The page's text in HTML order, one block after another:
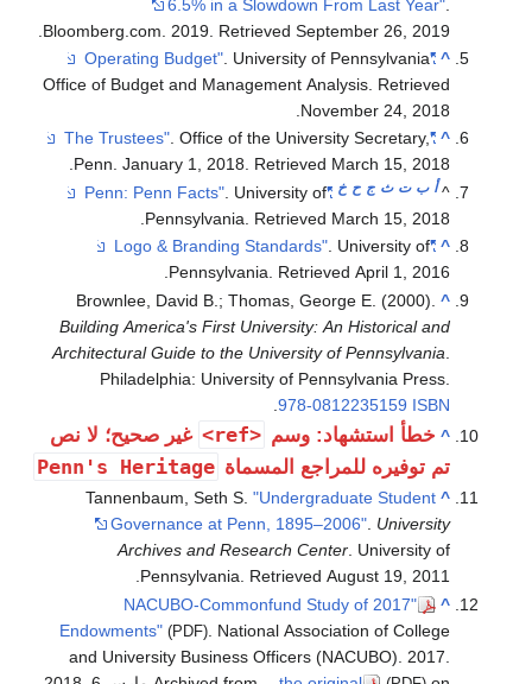
6.5% in a Slowdown From Last Year"
Bloomberg.com. 2019 . RetrievedSeptember 26, 2019
^
"Operating Budget"
. University of Pennsylvania
Office of Budget and Management Analysis . Retrieved
November 24, 2018
^
"The Trustees"
. Office of the University Secretary,
Penn. January 1, 2018. Retrieved March 15, 2018
.
^أ ب ت ث ج ح خ "Penn: Penn Facts"
. University of
Pennsylvania . Retrieved March 15, 2018
^
"Logo & Branding Standards"
. University of
Pennsylvania . RetrievedApril 1, 2016
^
Brownlee, David B.; Thomas, George E. (2000).
Building America's First University: An Historical and
Architectural Guide to the University of Pennsylvania
Philadelphia: University of Pennsylvania Press.
ISBN
978-0812235159
.
^ خطأ استشهاد: وسم <ref>
غير صحيح؛ لا نص
تم توفيره للمراجع المسماة Penn's Heritage
^
Tannenbaum, Seth S."Undergraduate Student
Governance at Penn, 1895–2006". University
Archives and Research Center. University of
Pennsylvania. RetrievedAugust 19, 2011
.
^
"2017 NACUBO-Commonfund Study of
Endowments" (PDF) . National Association of College
and University Business Officers (NACUBO). 2017.